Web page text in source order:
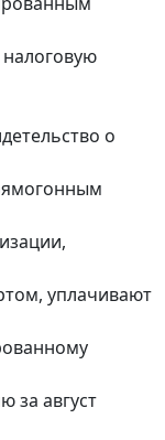
о
уплачивают
за август